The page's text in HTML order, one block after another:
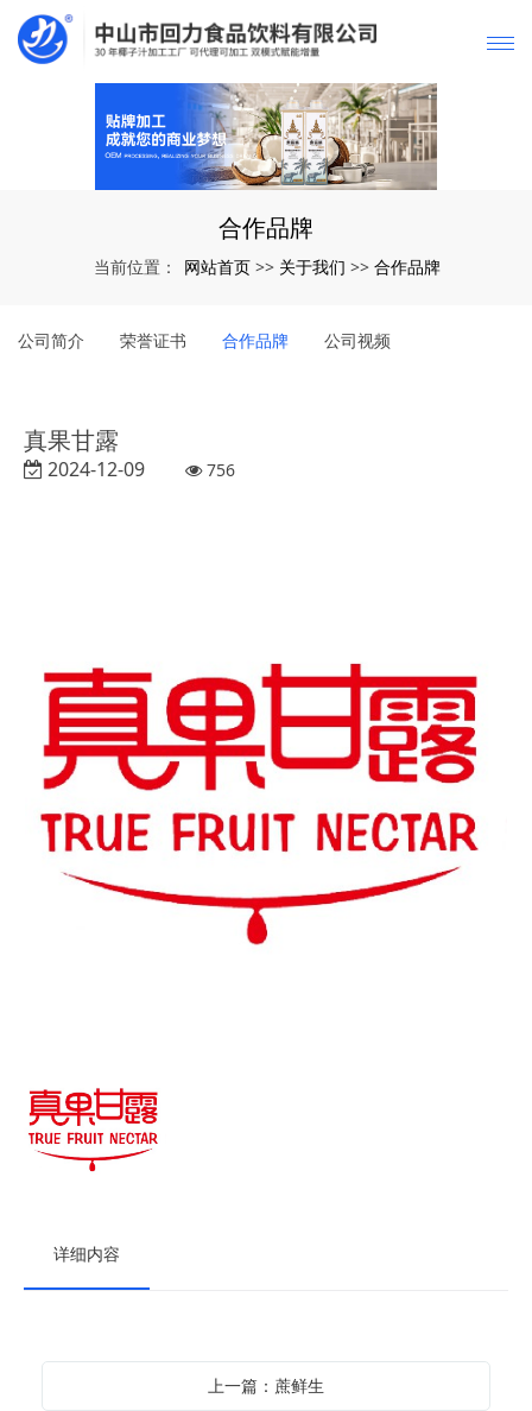
合作品牌
当前位置： 网站首页 >> 关于我们 >> 合作品牌
公司简介 荣誉证书 合作品牌 公司视频
真果甘露
2024-12-09 756
详细内容
上一篇：蔗鲜生